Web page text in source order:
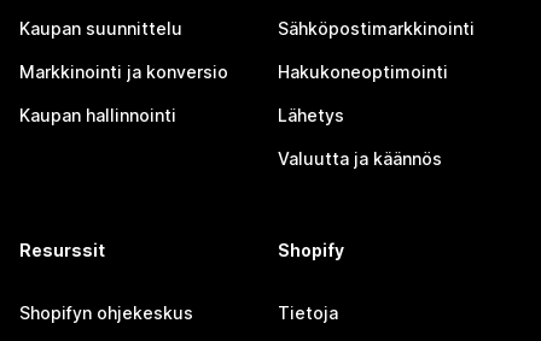
Kaupan suunnittelu
Markkinointi ja konversio
Kaupan hallinnointi
Sähköpostimarkkinointi
Hakukoneoptimointi
Lähetys
Valuutta ja käännös
Resurssit
Shopifyn ohjekeskus
Shopify
Tietoja